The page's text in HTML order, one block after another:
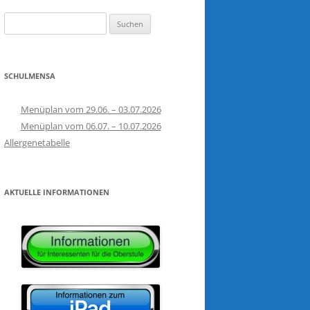
nach:
SCHULMENSA
Menüplan vom 29.06. – 03.07.2026
Menüplan vom 06.07. – 10.07.2026
Allergenetabelle
AKTUELLE INFORMATIONEN